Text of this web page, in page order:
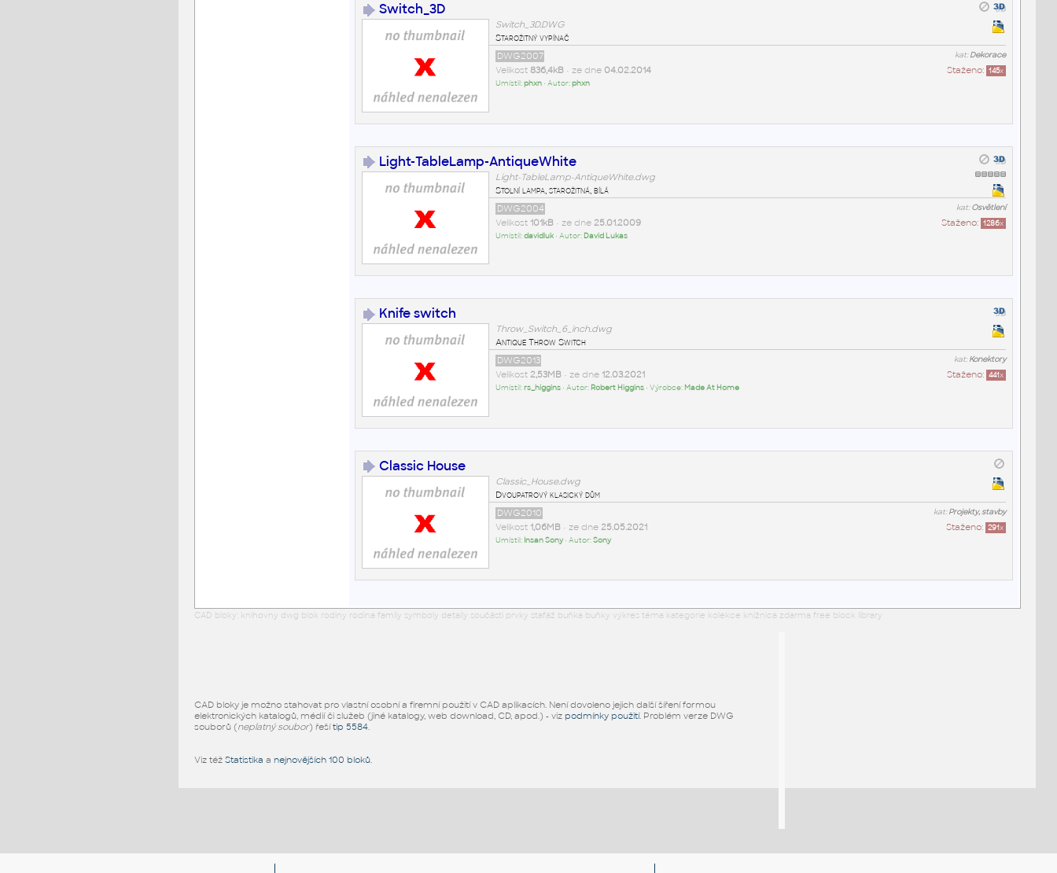
Switch_3D
Switch_3D.DWG
Starožitný vypínač
kat:Dekorace
DWG2007
Staženo: 145x
Velikost 836,4kB• ze dne 04.02.2014
Umístil:phxn• Autor:phxn
Light-TableLamp-AntiqueWhite
Light-TableLamp-AntiqueWhite.dwg
Stolní lampa, starožitná, bílá
kat:Osvětlení
DWG2004
Staženo: 1286x
Velikost 101kB• ze dne 25.01.2009
Umístil:davidluk• Autor: David Lukas
Knife switch
Throw_Switch_6_inch.dwg
Antique Throw Switch
kat:Konektory
DWG2013
Staženo: 441x
Velikost 2,53MB• ze dne 12.03.2021
Umístil:rs_higgins• Autor: Robert Higgins• Výrobce: Made At Home
Classic House
Classic_House.dwg
Dvoupatrový klasický dům
kat:Projekty, stavby
DWG2010
Staženo: 291x
Velikost 1,06MB• ze dne 25.05.2021
Umístil: Insan Sony• Autor:Sony
CAD bloky: knihovny dwg blok rodiny rodina family symboly detaily součásti prvky stafáž buňka buňky výkres téma kategorie kolekce knižnica zdarma free block library
CAD bloky je možno stahovat pro vlastní osobní a firemní použití v CAD aplikacích. Není dovoleno jejich další šíření formou
elektronických katalogů, médií či služeb (jiné katalogy, web download, CD, apod.) - viz podmínky použití. Problém verze DWG
souborů (neplatný soubor) řešítip 5584.
Viz též Statistika a nejnovějších 100 bloků.